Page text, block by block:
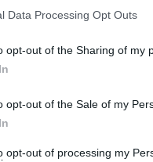
Data Processing Opt Outs
opt-out of the Sharing of my
opt-out of the Sale of my
opt-out of processing my
δεκάδες χιλιάδες,
για νησιά όπως η Τήνος, η